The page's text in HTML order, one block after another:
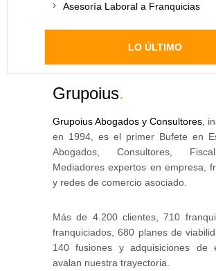
Asesoría Laboral a Franquicias
LO ÚLTIMO
Grupoius.
Grupoius Abogados y Consultores ,
en 1994, es el primer Bufete en
Abogados, Consultores,
Mediadores expertos en empresa,
y redes de comercio asociado.
Más de 4.200 clientes, 710
franquiciados, 680 planes de
140 fusiones y adquisiciones de
avalan nuestra trayectoria.